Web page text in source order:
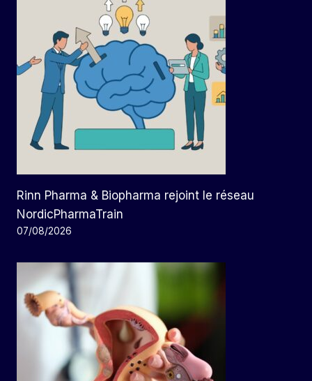
Rinn Pharma & Biopharma rejoint le réseau
NordicPharmaTrain
07/08/2026